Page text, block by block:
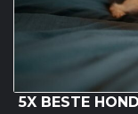
5X BESTE